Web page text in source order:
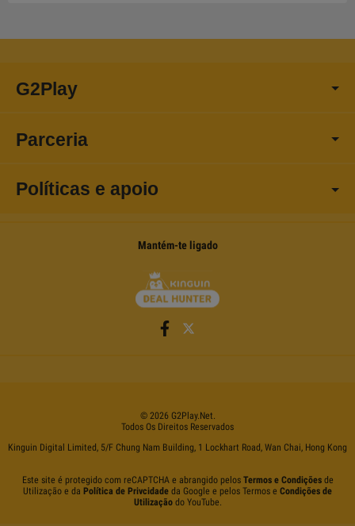
G2Play
Parceria
Políticas e apoio
Mantém-te ligado
© 2026 G2Play.net.
Todos Os Direitos Reservados
Kinguin Digital Limited, 5/F Chung Nam Building, 1 Lockhart Road, Wan Chai, Hong Kong
Este site é protegido com reCAPTCHA e abrangido pelos Termos e Condiçõesde
Utilização e da Política de Privcidade da Google e pelos Termos e Condições de
Utilizaçãodo YouTube.